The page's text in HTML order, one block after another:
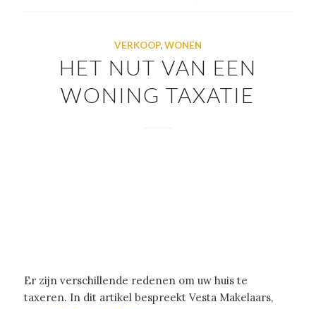
VERKOOP,WONEN
HET NUT VAN EEN
WONING TAXATIE
Er zijn verschillende redenen om uw huis te
taxeren. In dit artikel bespreekt Vesta Makelaars,